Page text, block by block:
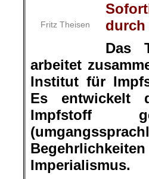
Fritz Theisen
durch
Das
arbeitet
Institut für
Es entwickelt
Impfstoff
Imperialismus.